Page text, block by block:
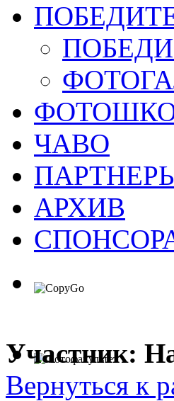
ЧАВО
АРХИВ
Участник:
Вернуться к